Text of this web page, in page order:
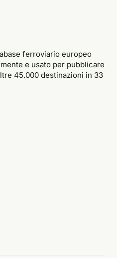
ferroviario europeo
e usato per pubblicare
45.000 destinazioni in 33